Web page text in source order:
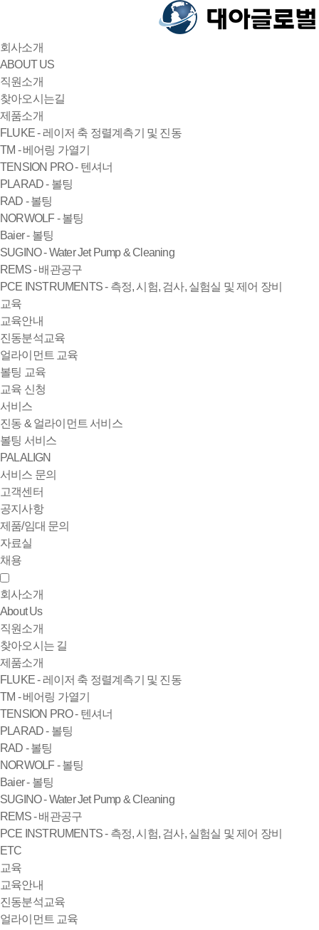
회사소개
ABOUT US
직원소개
찾아오시는길
제품소개
FLUKE - 레이저 축 정렬계측기 및 진동
TM - 베어링 가열기
TENSION PRO - 텐셔너
PLARAD - 볼팅
RAD - 볼팅
NORWOLF - 볼팅
Baier - 볼팅
SUGINO - Water Jet Pump & Cleaning
REMS - 배관공구
PCE INSTRUMENTS - 측정, 시험, 검사, 실험실 및 제어 장비
교육
교육안내
진동분석교육
얼라이먼트 교육
볼팅 교육
교육 신청
서비스
진동 & 얼라이먼트 서비스
볼팅 서비스
PALALIGN
서비스 문의
고객센터
공지사항
제품/임대 문의
자료실
채용
회사소개
About Us
직원소개
찾아오시는 길
제품소개
FLUKE - 레이저 축 정렬계측기 및 진동
TM - 베어링 가열기
TENSION PRO - 텐셔너
PLARAD - 볼팅
RAD - 볼팅
NORWOLF - 볼팅
Baier - 볼팅
SUGINO - Water Jet Pump & Cleaning
REMS - 배관공구
PCE INSTRUMENTS - 측정, 시험, 검사, 실험실 및 제어 장비
ETC
교육
교육안내
진동분석교육
얼라이먼트 교육